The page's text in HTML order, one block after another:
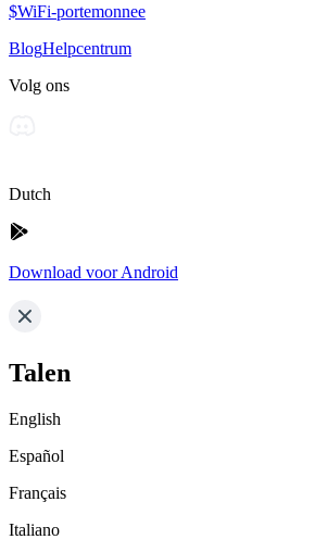
$WiFi-portemonnee
BlogHelpcentrum
Volg ons
Dutch
Download voor Android
Talen
English
Español
Français
Italiano